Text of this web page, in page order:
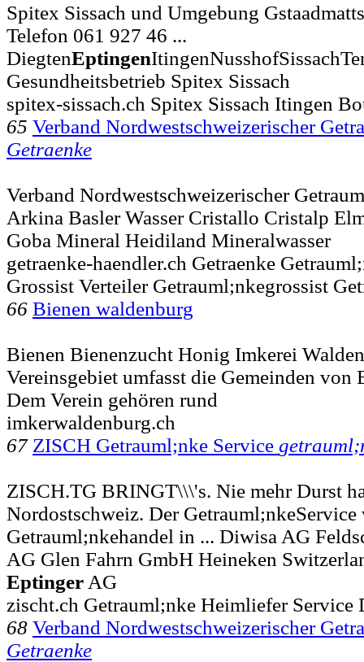
Spitex Sissach und Umgebung
Telefon 061 927 46 ...
DiegtenEptingen
Gesundheitsbetrieb Spitex Sissach
spitex-sissach.ch Spitex Sissach Itingen
65 Verband Nordwestschweizerischer
Getraenke
Verband Nordwestschweizerischer
Arkina Basler Wasser Cristallo Cristalp
Goba Mineral Heidiland Mineralwasser
getraenke-haendler.ch Getraenke
Grossist Verteiler Getrauml;nkegrossist
66 Bienen waldenburg
Bienen Bienenzucht Honig Imkerei
Vereinsgebiet umfasst die Gemeinden
Dem Verein gehören rund
imkerwaldenburg.ch
67 ZISCH Getrauml;nke Service
ZISCH.TG BRINGT\\\'s. Nie mehr Durst
Nordostschweiz. Der Getrauml;nkeService
Getrauml;nkehandel in ... Diwisa AG
AG Glen Fahrn GmbH Heineken
Eptinger AG
zischt.ch Getrauml;nke Heimliefer Service
68 Verband Nordwestschweizerischer
Getraenke